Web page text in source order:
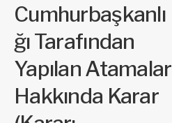
Cumhurbaşkanlı
ğı Tarafından
Yapılan Atamalar
Hakkında Karar